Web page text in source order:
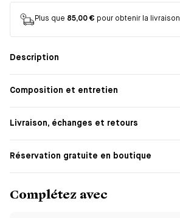
Plus que 85,00 € pour obtenir la livraison
Description
Composition et entretien
Livraison, échanges et retours
Réservation gratuite en boutique
Complétez avec